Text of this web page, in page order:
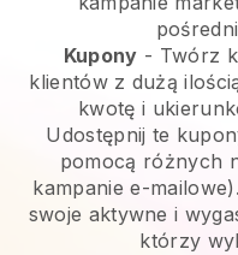
Kupony - Twórz
klientów z dużą
kwotę i
Udostępnij te
pomocą różnych
kampanie e-
swoje aktywne i
którzy